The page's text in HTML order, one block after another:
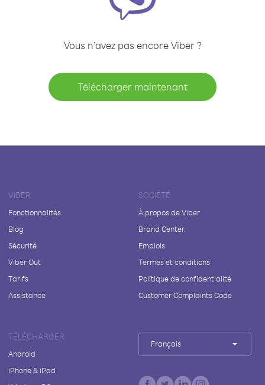
Vous n’avez pas encore Viber ?
Télécharger maintenant
VIBER
Fonctionnalités
Blog
Sécurité
Viber Out
Tarifs
Assistance
SOCIÉTÉ
À propos de Viber
Brand Center
Emplois
Termes et conditions
Politique de confidentialité
Customer Complaints Code
TÉLÉCHARGER
Android
iPhone & iPad
Français